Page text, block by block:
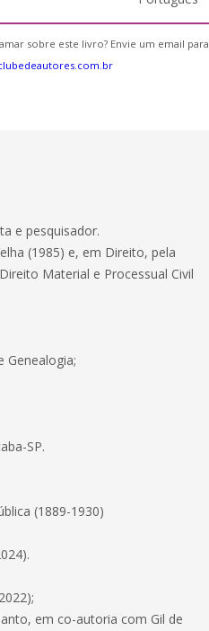
sobre este livro? Envie um email para
e pesquisador.
(1985) e, em Direito, pela
Material e Processual Civil
Genealogia;
SP.
(1889-1930)
em co-autoria com Gil de